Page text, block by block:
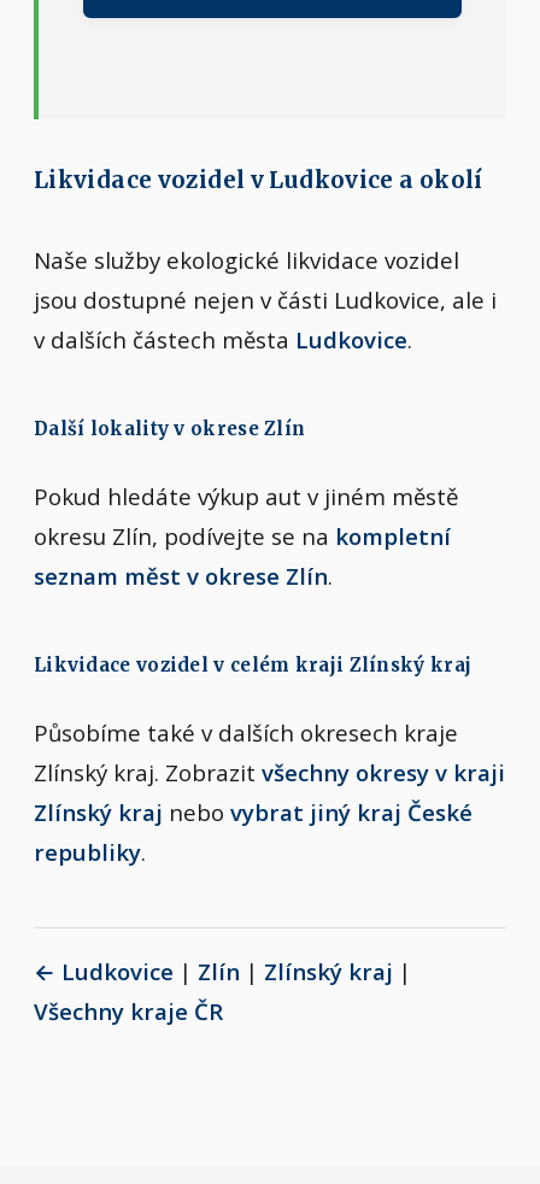
Likvidace vozidel v Ludkovice a okolí
Naše služby ekologické likvidace vozidel
jsou dostupné nejen v části Ludkovice, ale i
v dalších částech města Ludkovice.
Další lokality v okrese Zlín
Pokud hledáte výkup aut v jiném městě
okresu Zlín, podívejte se na kompletní
seznam měst v okrese Zlín.
Likvidace vozidel v celém kraji Zlínský kraj
Působíme také v dalších okresech kraje
Zlínský kraj. Zobrazit všechny okresy v kraji
Zlínský kraj nebo vybrat jiný kraj České
republiky.
← Ludkovice | Zlín | Zlínský kraj |
Všechny kraje ČR